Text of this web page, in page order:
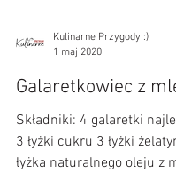
1 maj 2020
Galaretkowiec z
Składniki: 4 galaretki